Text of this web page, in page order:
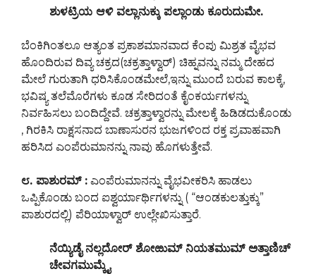
ಶುಳಟ್ರಿಯ ಆಳಿ ವಲ್ಲಾನುಕ್ಕು ಪಲ್ಲಾಂಡು ಕೂರುದುಮೇ.
ಬೆಂಕಿಗಿಂತಲೂ ಆತ್ಯಂತ ಪ್ರಕಾಶಮಾನವಾದ ಕೆಂಪು ಮಿಶ್ರತ ವೈಭವ
ಹೊಂದಿರುವ ದಿವ್ಯ ಚಕ್ರದ(ಚಕ್ರತ್ತಾಳ್ವಾರ್) ಚಿಹ್ನವನ್ನು ನಮ್ಮ ದೇಹದ
ಮೇಲೆ ಗುರುತಾಗಿ ಧರಿಸಿಕೊಂಡಮೇಲೆ,ಇನ್ನು ಮುಂದೆ ಬರುವ ಕಾಲಕ್ಕೆ,
ಭವಿಷ್ಯ ತಲೆಮೊರೆಗಳು ಕೂಡ ಸೇರಿದಂತೆ ಕೈಂಕರ್ಯಗಳನ್ನು
ನಿರ್ವಹಿಸಲು ಬಂದಿದ್ದೇವೆ. ಚಕ್ರತ್ತಾಳ್ವಾರನ್ನು ಮೇಲಕ್ಕೆ ಹಿಡಿಡದುಕೊಂಡು
, ಗಿರಕಿಸಿ ರಾಕ್ಷಸನಾದ ಬಾಣಾಸುರನ ಭುಜಗಳಿಂದ ರಕ್ತ ಪ್ರವಾಹವಾಗಿ
ಹರಿಸಿದ ಎಂಪೆರುಮಾನನ್ನು ನಾವು ಹೊಗಳುತ್ತೇವೆ.
೮. ಪಾಶುರಮ್ : ಎಂಪೆರುಮಾನನ್ನು ವೈಭವೀಕರಿಸಿ ಹಾಡಲು
ಒಪ್ಪಿಕೊಂಡು ಬಂದ ಐಶ್ವರ್ಯಾರ್ಥಿಗಳನ್ನು ( “ಆಂಡಕುಲತ್ತುಕ್ಕು”
ಪಾಶುರದಲ್ಲಿ) ಪೆರಿಯಾಳ್ವಾರ್ ಉಲ್ಲೇಖಿಸುತ್ತಾರೆ.
ನೆಯ್ಯಿಡೈ ನಲ್ಲದೋರ್ ಶೋಱುಮ್ ನಿಯತಮುಮ್ ಅತ್ತಾಣಿಚ್
ಚೇವಗಮುಮ್ಕೈ